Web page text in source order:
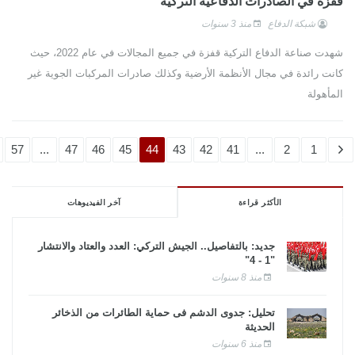
شبكة الدفاع منذ 3 سنوات
شهدت صناعة الدفاع التركية قفزة في جميع المجالات في عام 2022، حيث
كانت رائدة في مجال الأنظمة الأرضية وكذلك صادرات المركبات الجوية غير
المأهولة
1
2
...
41
42
43
44
45
46
47
...
57
الأكثر قراءة آخر الفيديوهات
جديد: بالتفاصيل.. الجيش التركي: العدد والعتاد والانتشار
"1 - 4"
منذ 8 سنوات
تحليل: جدوى الدشم فى حماية الطائرات من الذخائر
الحديثة
منذ 6 سنوات